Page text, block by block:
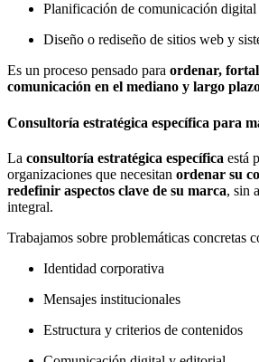
Planificación de comunicación
Diseño o rediseño de sitios web y
Es un proceso pensado para ordenar,
comunicación en el mediano y largo
Consultoría estratégica específica para
La consultoría estratégica específica está
organizaciones que necesitan ordenar su
redefinir aspectos clave de su marca, sin
integral.
Trabajamos sobre problemáticas concretas
Identidad corporativa
Mensajes institucionales
Estructura y criterios de contenidos